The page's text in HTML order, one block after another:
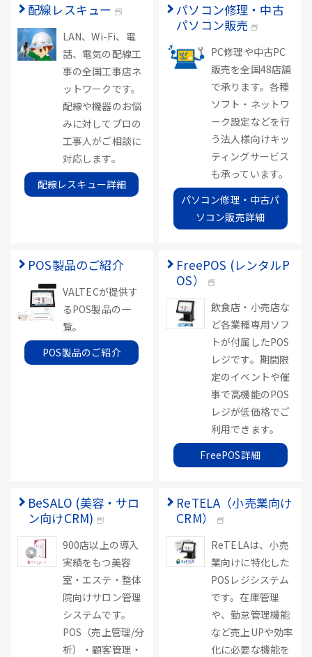
配線レスキュー
LAN、Wi-Fi、電
話、電気の配線工
事の全国工事店ネ
ットワークです。
配線や機器のお悩
みに対してプロの
工事人がご相談に
対応します。
配線レスキュー詳細
パソコン修理・中古
パソコン販売
PC修理や中古PC
販売を全国48店舗
で承ります。各種
ソフト・ネットワ
ーク設定などを行
う法人様向けキッ
ティングサービス
も承っています。
パソコン修理・中古パ
ソコン販売詳細
POS製品のご紹介
VALTECが提供す
るPOS製品の一
覧。
POS製品のご紹介
FreePOS (レンタルP
OS）
飲食店・小売店な
ど各業種専用ソフ
トが付属したPOS
レジです。期間限
定のイベントや催
事で高機能のPOS
レジが低価格でご
利用できます。
FreePOS詳細
BeSALO (美容・サロ
ン向けCRM)
900店以上の導入
実績をもつ美容
室・エステ・整体
院向けサロン管理
システムです。
POS（売上管理/分
析）・顧客管理・
ReTELA（小売業向け
CRM）
ReTELAは、小売
業向けに特化した
POSレジシステム
です。在庫管理
や、勤怠管理機能
など売上UPや効率
化に必要な機能を